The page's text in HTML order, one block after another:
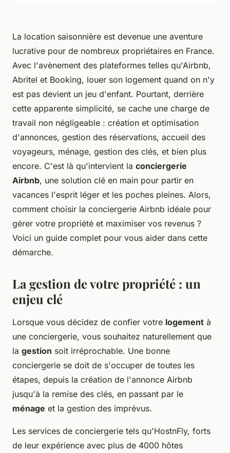
La location saisonnière est devenue une aventure
lucrative pour de nombreux propriétaires en France.
Avec l'avènement des plateformes telles qu'Airbnb,
Abritel et Booking, louer son logement quand on n'y
est pas devient un jeu d'enfant. Pourtant, derrière
cette apparente simplicité, se cache une charge de
travail non négligeable : création et optimisation
d'annonces, gestion des réservations, accueil des
voyageurs, ménage, gestion des clés, et bien plus
encore. C'est là qu'intervient la conciergerie
Airbnb, une solution clé en main pour partir en
vacances l'esprit léger et les poches pleines. Alors,
comment choisir la conciergerie Airbnb idéale pour
gérer votre propriété et maximiser vos revenus ?
Voici un guide complet pour vous aider dans cette
démarche.
La gestion de votre propriété : un
enjeu clé
Lorsque vous décidez de confier votre logement à
une conciergerie, vous souhaitez naturellement que
la gestion soit irréprochable. Une bonne
conciergerie se doit de s'occuper de toutes les
étapes, depuis la création de l'annonce Airbnb
jusqu'à la remise des clés, en passant par le
ménage et la gestion des imprévus.
Les services de conciergerie tels qu'HostnFly, forts
de leur expérience avec plus de 4000 hôtes